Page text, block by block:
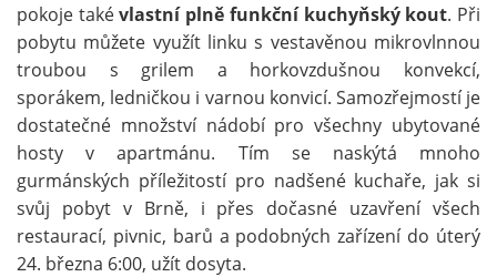
pokoje takévlastní plně funkční kuchyňský kout. Při
pobytu můžete využít linku s vestavěnou mikrovlnnou
troubou s grilem a horkovzdušnou konvekcí,
sporákem, ledničkou i varnou konvicí. Samozřejmostí je
dostatečné množství nádobí pro všechny ubytované
hosty v apartmánu. Tím se naskýtá mnoho
gurmánských příležitostí pro nadšené kuchaře, jak si
svůj pobyt v Brně, i přes dočasné uzavření všech
restaurací, pivnic, barů a podobných zařízení do úterý
24. března 6:00, užít dosyta.